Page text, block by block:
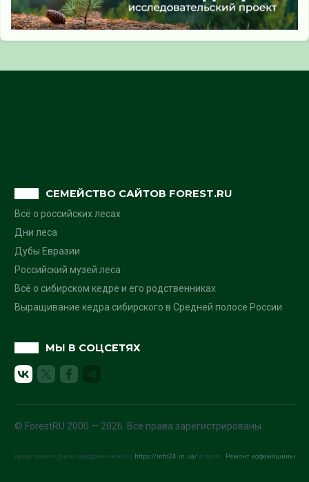
СЕМЕЙСТВО САЙТОВ FOREST.RU
Всё о российских лесах
Дни леса
Дубы Евразии
Российский музей леса
Всё о сибирском кедре и его родственниках
Выращивание кедра сибирского в Средней полосе России
МЫ В СОЦСЕТЯХ
© ForestRU 2000 — 2026. Все права зарегистрированы.
привітання з днем народження жінці https://info24.in.ua/в прозі . Ремонт кофемашины